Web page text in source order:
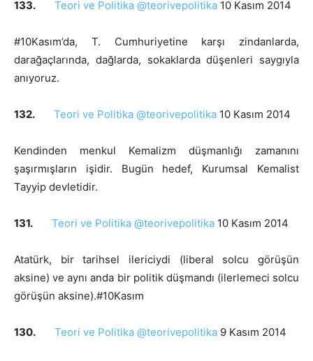
133. Teori ve Politika @teorivepolitika 10 Kasım 2014
#10Kasım’da, T. Cumhuriyetine karşı zindanlarda,
darağaçlarında, dağlarda, sokaklarda düşenleri saygıyla
anıyoruz.
132. Teori ve Politika @teorivepolitika 10 Kasım 2014
Kendinden menkul Kemalizm düşmanlığı zamanını
şaşırmışların işidir. Bugün hedef, Kurumsal Kemalist
Tayyip devletidir.
131. Teori ve Politika @teorivepolitika 10 Kasım 2014
Atatürk, bir tarihsel ilericiydi (liberal solcu görüşün
aksine) ve aynı anda bir politik düşmandı (ilerlemeci solcu
görüşün aksine).#10Kasım
130. Teori ve Politika @teorivepolitika 9 Kasım 2014